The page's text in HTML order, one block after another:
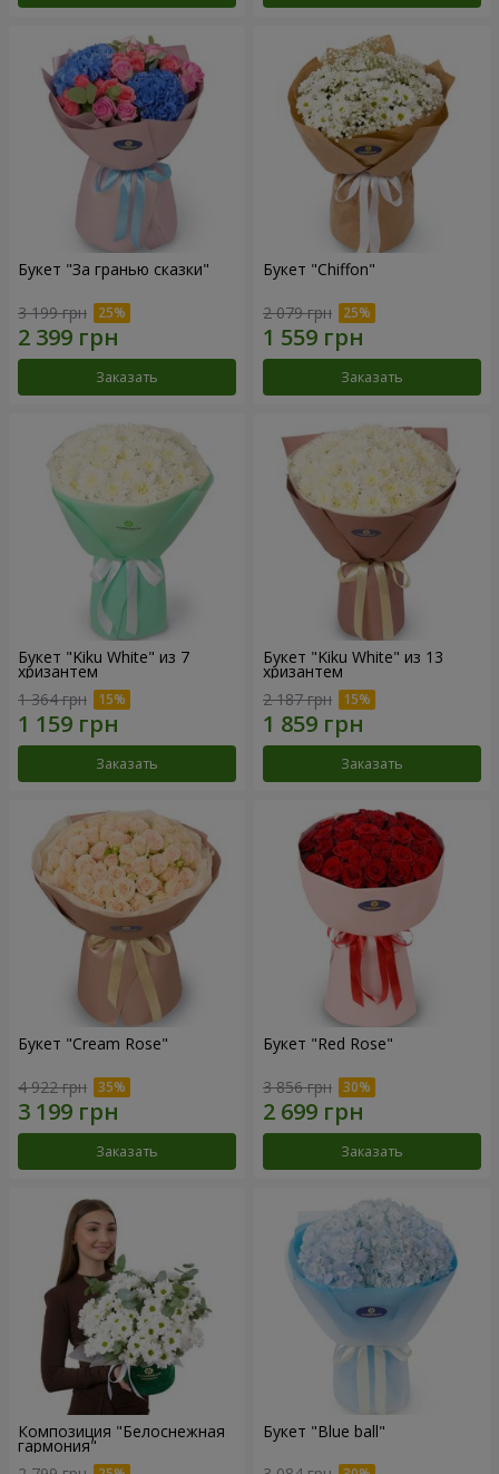
Букет "За гранью сказки"
3 199 грн
Заказать
Букет "Chiffon"
2 079 грн
Заказать
Букет "Kiku White" из 7
хризантем
1 364 грн
Заказать
Букет "Kiku White" из 13
хризантем
2 187 грн
Заказать
Букет "Cream Rose"
4 922 грн
Заказать
Букет "Red Rose"
3 856 грн
Заказать
Композиция "Белоснежная
гармония"
Букет "Blue ball"